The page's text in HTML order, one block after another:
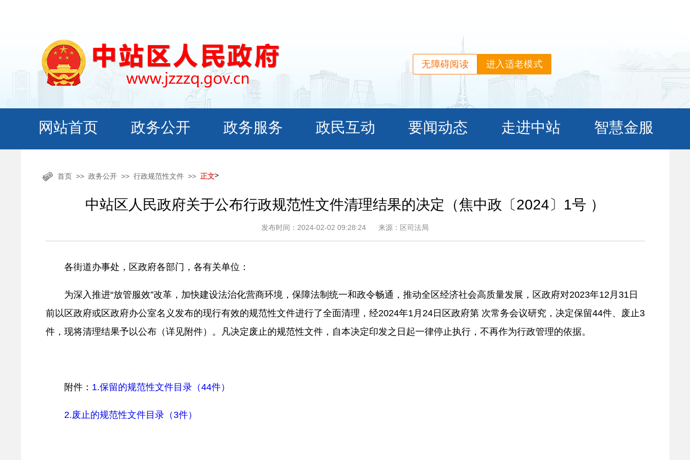
进入适老模式
无障碍阅读
首页 政务公开 >
行政规范性文件 正文
中站区人民政府关于公布行政规范性文件清理结果的决定（焦中政〔2024〕1号 ）
发布时间：2024-02-02 09:28:24 来源：区司法局
各街道办事处，区政府各部门，各有关单位：
为深入推进“放管服效”改革，加快建设法治化营商环境，保障法制统一和政令畅通，推动全区经济社会高质量发展，区政府对2023年12月31日
前以区政府或区政府办公室名义发布的现行有效的规范性文件进行了全面清理，经2024年1月24日区政府第 次常务会议研究，决定保留44件、废止3
件，现将清理结果予以公布（详见附件）。凡决定废止的规范性文件，自本决定印发之日起一律停止执行，不再作为行政管理的依据。
附件： 1.保留的规范性文件目录（44件）
2.废止的规范性文件目录（3件）